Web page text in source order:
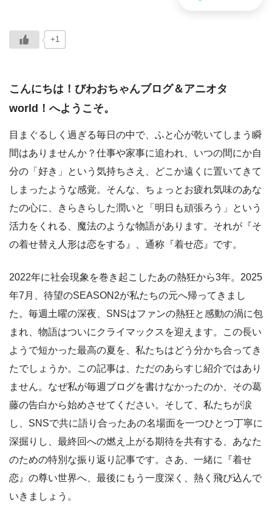
+1
こんにちは！びわおちゃんブログ＆アニオタ
world！へようこそ。
目まぐるしく過ぎる毎日の中で、ふと心が乾いてしまう瞬
間はありませんか？仕事や家事に追われ、いつの間にか自
分の「好き」という気持ちさえ、どこか遠くに置いてきて
しまったような感覚。そんな、ちょっとお疲れ気味のあな
たの心に、きらきらした潤いと「明日も頑張ろう」という
活力をくれる、魔法のような物語があります。それが『そ
の着せ替え人形は恋をする』、通称『着せ恋』です。
2022年に社会現象を巻き起こしたあの熱狂から3年。2025
年7月、待望のSEASON2が私たちの元へ帰ってきまし
た。毎週土曜の深夜、SNSはファンの熱狂と感動の渦に包
まれ、物語はついにクライマックスを迎えます。この長い
ようで短かった最高の夏を、私たちはどう分かち合ってき
たでしょうか。この記事は、ただのあらすじ紹介ではあり
ません。なぜ私が毎週ブログを書けなかったのか、その葛
藤の告白から始めさせてください。そして、私たちが涙
し、SNSで共に語り合ったあの名場面を一つひとつ丁寧に
深掘りし、最終回への燃え上がる期待を共有する、あなた
のための特別な振り返り記事です。さあ、一緒に『着せ
恋』の尊い世界へ、最後にもう一度深く、熱く飛び込んで
いきましょう。